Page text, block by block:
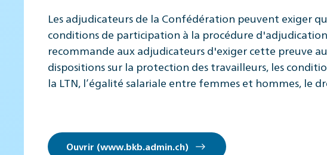
Les adjudicateurs de la Confédération peuvent exiger
conditions de participation à la procédure
recommande aux adjudicateurs d'exiger cette preuve
dispositions sur la protection des travailleurs, les
la LTN, l’égalité salariale entre femmes et hommes, le
Ouvrir (www.bkb.admin.ch)